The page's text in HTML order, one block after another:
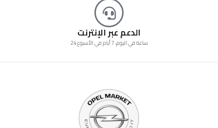
الدعم عبر الإنترنت
24 ساعة في اليوم، 7 أيام في الأسبوع